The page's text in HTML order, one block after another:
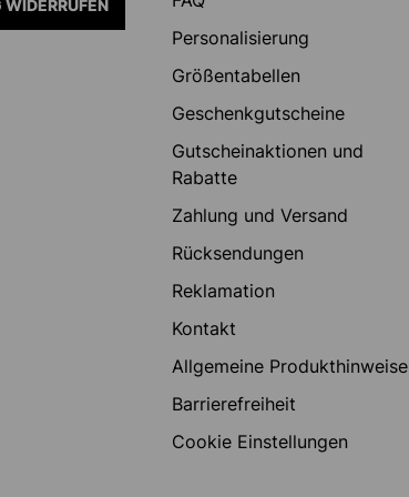
Personalisierung
Größentabellen
Geschenkgutscheine
Gutscheinaktionen und
Rabatte
Zahlung und Versand
Rücksendungen
Reklamation
Kontakt
Allgemeine Produkthinweise
Barrierefreiheit
Cookie Einstellungen